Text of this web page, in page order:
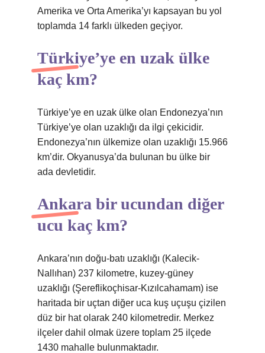
Amerika ve Orta Amerika’yı kapsayan bu yol
toplamda 14 farklı ülkeden geçiyor.
Türkiye’ye en uzak ülke
kaç km?
Türkiye’ye en uzak ülke olan Endonezya’nın
Türkiye’ye olan uzaklığı da ilgi çekicidir.
Endonezya’nın ülkemize olan uzaklığı 15.966
km’dir. Okyanusya’da bulunan bu ülke bir
ada devletidir.
Ankara bir ucundan diğer
ucu kaç km?
Ankara’nın doğu-batı uzaklığı (Kalecik-
Nallıhan) 237 kilometre, kuzey-güney
uzaklığı (Şereflikoçhisar-Kızılcahamam) ise
haritada bir uçtan diğer uca kuş uçuşu çizilen
düz bir hat olarak 240 kilometredir. Merkez
ilçeler dahil olmak üzere toplam 25 ilçede
1430 mahalle bulunmaktadır.